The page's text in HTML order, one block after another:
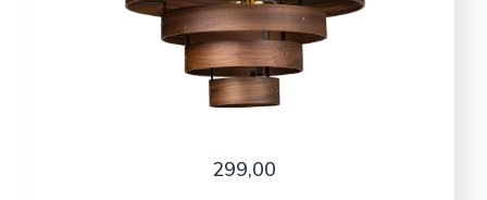
299,00